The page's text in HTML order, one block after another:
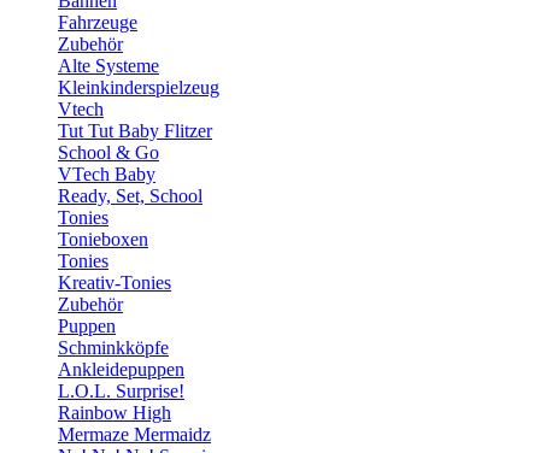
Fahrzeuge
Zubehör
Alte Systeme
Kleinkinderspielzeug
Vtech
Tut Tut Baby Flitzer
School & Go
VTech Baby
Ready, Set, School
Tonies
Tonieboxen
Tonies
Kreativ-Tonies
Zubehör
Puppen
Schminkköpfe
Ankleidepuppen
L.O.L. Surprise!
Rainbow High
Mermaze Mermaidz